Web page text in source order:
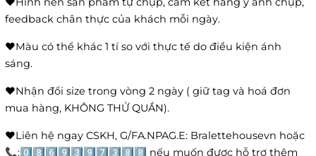
feedback chân thực của khách mỗi ngày.
❤️Màu có thể khác 1 tí so với thực tế do điều kiện ánh
sáng.
❤️Nhận đổi size trong vòng 2 ngày ( giữ tag và hoá đơn
mua hàng, KHÔNG THỬ QUẦN).
❤️Liên hệ ngay CSKH, G/FA.NPAG.E: Bralettehousevn hoặc
📞:0️⃣8️⃣6️⃣9️⃣3️⃣9️⃣7️⃣3️⃣8️⃣8️⃣ nếu muốn được hỗ trợ thêm